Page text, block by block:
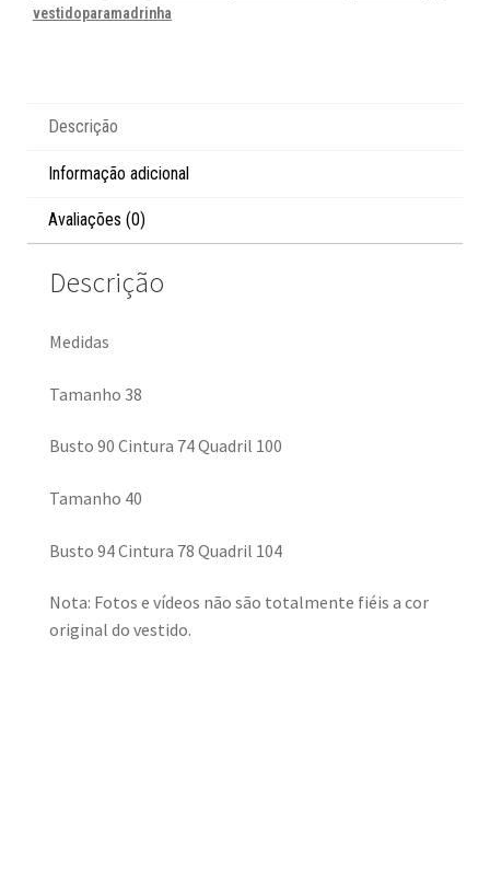
vestidoparamadrinha
Descrição
Informação adicional
Avaliações (0)
Descrição
Medidas
Tamanho 38
Busto 90 Cintura 74 Quadril 100
Tamanho 40
Busto 94 Cintura 78 Quadril 104
Nota: Fotos e vídeos não são totalmente fiéis a cor
original do vestido.